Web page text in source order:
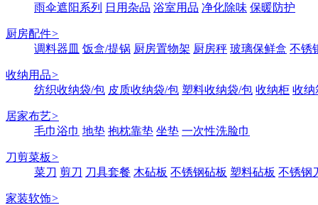
雨伞遮阳系列
日用杂品 浴室用品 净化除味 保暖防护
厨房配件>
调料器皿 饭盒/提锅 厨房置物架 厨房秤 玻璃保鲜盒 不锈
收纳用品>
纺织收纳袋/包 皮质收纳袋/包 塑料收纳袋/包 收纳柜 收纳
居家布艺>
毛巾浴巾 地垫 抱枕靠垫 坐垫 一次性洗脸巾
刀剪菜板>
菜刀 剪刀 刀具套餐 木砧板 不锈钢砧板 塑料砧板 不锈钢
家装软饰>